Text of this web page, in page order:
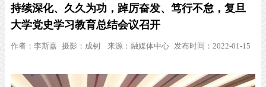
持续深化、久久为功，踔厉奋发、笃行不怠，复旦
大学党史学习教育总结会议召开
作者： 李斯嘉 摄影： 成钊 来源： 融媒体中心 发布时间：2022-01-15